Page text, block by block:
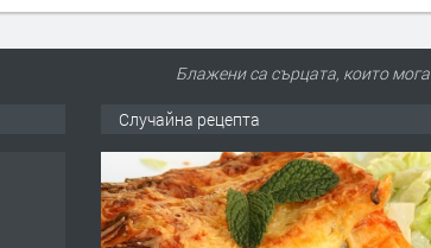
Блажени са сърцата, които
Случайна рецепта